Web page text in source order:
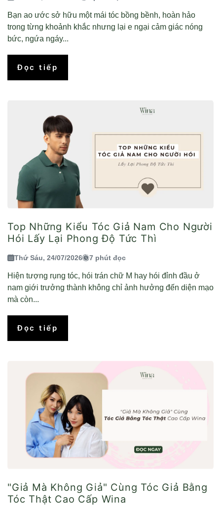
Bạn ao ước sở hữu một mái tóc bồng bềnh, hoàn hảo
trong từng khoảnh khắc nhưng lại e ngại cảm giác nóng
bức, ngứa ngáy...
Đọc tiếp
Top Những Kiểu Tóc Giả Nam Cho Người
Hói Lấy Lại Phong Độ Tức Thì
Thứ Sáu, 24/07/2026 7 phút đọc
Hiện tượng rụng tóc, hói trán chữ M hay hói đỉnh đầu ở
nam giới trưởng thành không chỉ ảnh hưởng đến diện mạo
mà còn...
Đọc tiếp
"Giả Mà Không Giả" Cùng Tóc Giả Bằng
Tóc Thật Cao Cấp Wina